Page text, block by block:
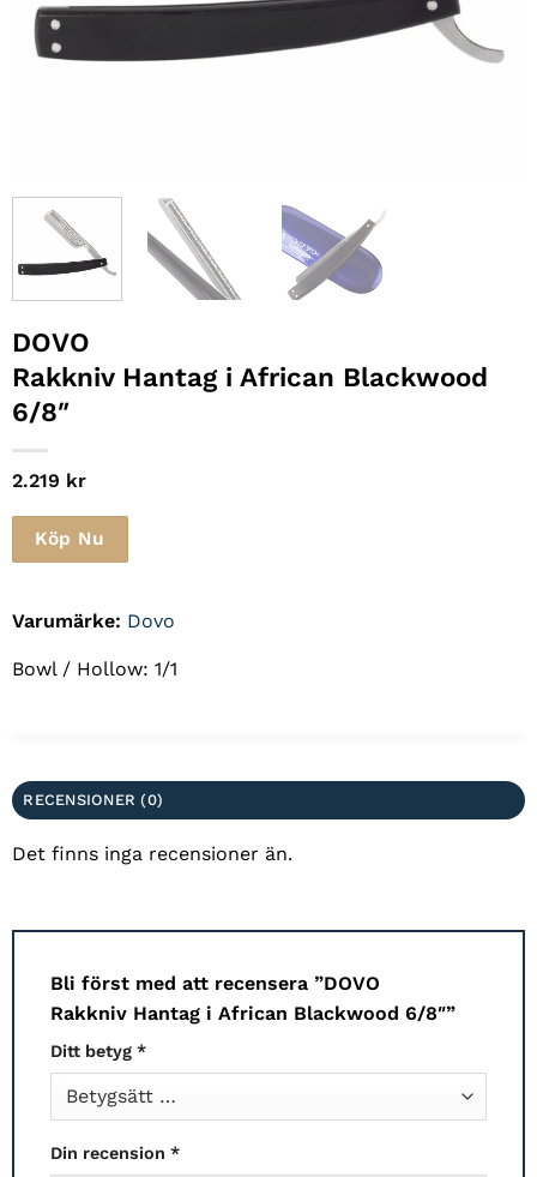
DOVO
Rakkniv Hantag i African Blackwood
6/8″
2.219 kr
Köp Nu
Varumärke: Dovo
Bowl / Hollow: 1/1
RECENSIONER (0)
Det finns inga recensioner än.
Bli först med att recensera ”DOVO
Rakkniv Hantag i African Blackwood 6/8″”
Ditt betyg *
Din recension *